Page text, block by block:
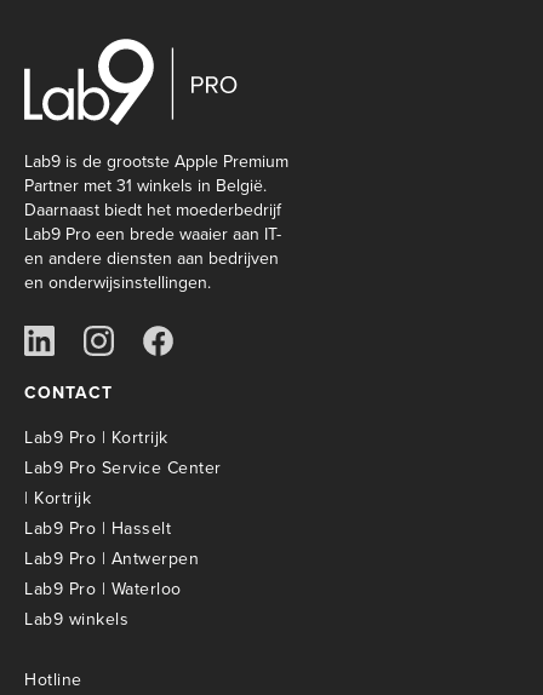
Lab9 is de grootste Apple Premium
Partner met 31 winkels in België.
Daarnaast biedt het moederbedrijf
Lab9 Pro een brede waaier aan IT-
en andere diensten aan bedrijven
en onderwijsinstellingen.
CONTACT
Lab9 Pro | Kortrijk
Lab9 Pro Service Center
| Kortrijk
Lab9 Pro | Hasselt
Lab9 Pro | Antwerpen
Lab9 Pro | Waterloo
Lab9 winkels
Hotline